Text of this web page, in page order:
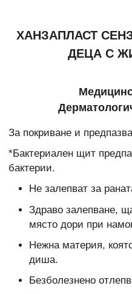
ХАНЗАПЛАСТ
ДЕЦА С
За покриване и
*Бактериален щит
бактерии.
Не залепват за
Здраво залепване,
място дори при
Нежна материя,
диша.
Безболезнено